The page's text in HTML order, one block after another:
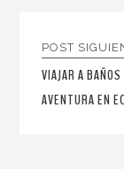
POST
VIAJAR A
AVENTURA EN